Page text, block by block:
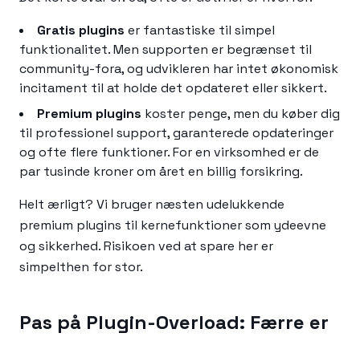
Gratis plugins er fantastiske til simpel
funktionalitet. Men supporten er begrænset til
community-fora, og udvikleren har intet økonomisk
incitament til at holde det opdateret eller sikkert.
Premium plugins koster penge, men du køber dig
til professionel support, garanterede opdateringer
og ofte flere funktioner. For en virksomhed er de
par tusinde kroner om året en billig forsikring.
Helt ærligt? Vi bruger næsten udelukkende
premium plugins til kernefunktioner som ydeevne
og sikkerhed. Risikoen ved at spare her er
simpelthen for stor.
Pas på Plugin-Overload: Færre er